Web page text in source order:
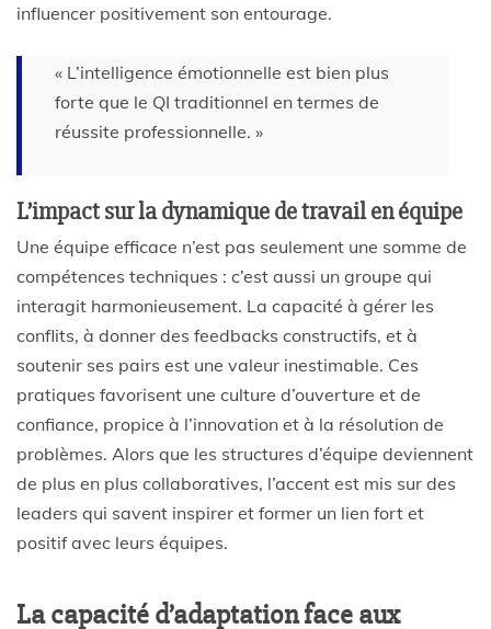
influencer positivement son entourage.
« L’intelligence émotionnelle est bien plus
forte que le QI traditionnel en termes de
réussite professionnelle. »
L’impact sur la dynamique de travail en équipe
Une équipe efficace n’est pas seulement une somme de
compétences techniques : c’est aussi un groupe qui
interagit harmonieusement. La capacité à gérer les
conflits, à donner des feedbacks constructifs, et à
soutenir ses pairs est une valeur inestimable. Ces
pratiques favorisent une culture d’ouverture et de
confiance, propice à l’innovation et à la résolution de
problèmes. Alors que les structures d’équipe deviennent
de plus en plus collaboratives, l’accent est mis sur des
leaders qui savent inspirer et former un lien fort et
positif avec leurs équipes.
La capacité d’adaptation face aux